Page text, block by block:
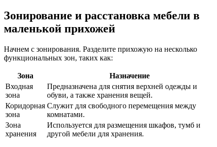
Зонирование и расстановка мебели в
маленькой прихожей
Начнем с зонирования. Разделите прихожую на несколько
функциональных зон, таких как:
Зона
Назначение
Входная
зона
Предназначена для снятия верхней одежды и
обуви, а также хранения вещей.
Коридорная
зона
Служит для свободного перемещения между
комнатами.
Зона
хранения
Используется для размещения шкафов, тумб и
другой мебели для хранения.